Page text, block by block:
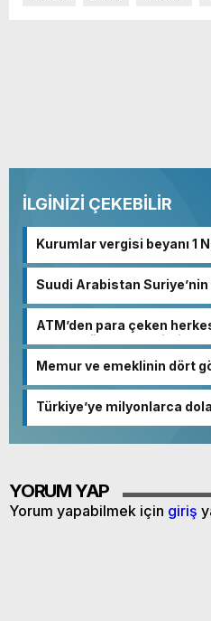
İLGİNİZİ ÇEKEBİLİR
Kurumlar vergisi beyanı 1
Suudi Arabistan
ATM’den para çeken
Sayılar tümden değişti
Memur ve emeklinin dört
Türkiye’ye milyonlarca
YORUM YAP
Yorum yapabilmek için giriş